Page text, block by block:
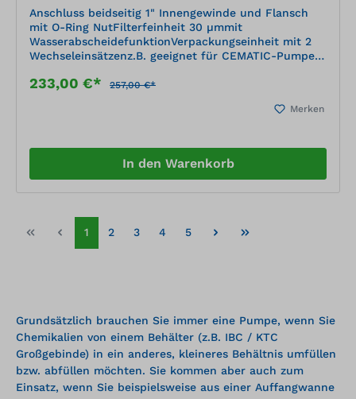
Anschluss beidseitig 1" Innengewinde und Flansch
mit O-Ring NutFilterfeinheit 30 µmmit
WasserabscheidefunktionVerpackungseinheit mit 2
Wechseleinsätzenz.B. geeignet für CEMATIC-Pumpen
233,00 €* 257,00 €*
Merken
In den Warenkorb
1 2 3 4 5
Grundsätzlich brauchen Sie immer eine Pumpe, wenn Sie
Chemikalien von einem Behälter (z.B. IBC / KTC
Großgebinde) in ein anderes, kleineres Behältnis umfüllen
bzw. abfüllen möchten. Sie kommen aber auch zum
Einsatz, wenn Sie beispielsweise aus einer Auffangwanne